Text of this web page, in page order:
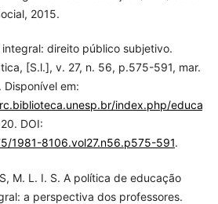
2015.
integral: direito público subjetivo.
[S.l.], v. 27, n. 56, p.575-591, mar.
Disponível em:
index.php/
DOI:
1981-8106.vol27.n56.p575-591.
M. L. I. S. A política de educação
a perspectiva dos professores.